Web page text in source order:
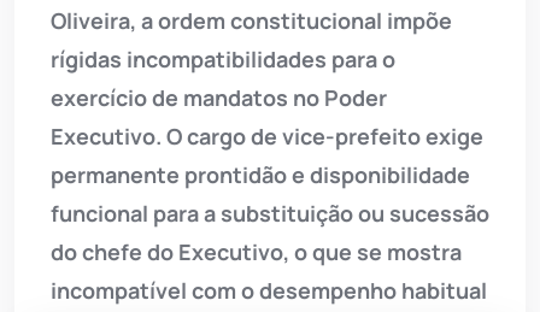
Oliveira, a ordem constitucional impõe
rígidas incompatibilidades para o
exercício de mandatos no Poder
Executivo. O cargo de vice-prefeito exige
permanente prontidão e disponibilidade
funcional para a substituição ou sucessão
do chefe do Executivo, o que se mostra
incompatível com o desempenho habitual